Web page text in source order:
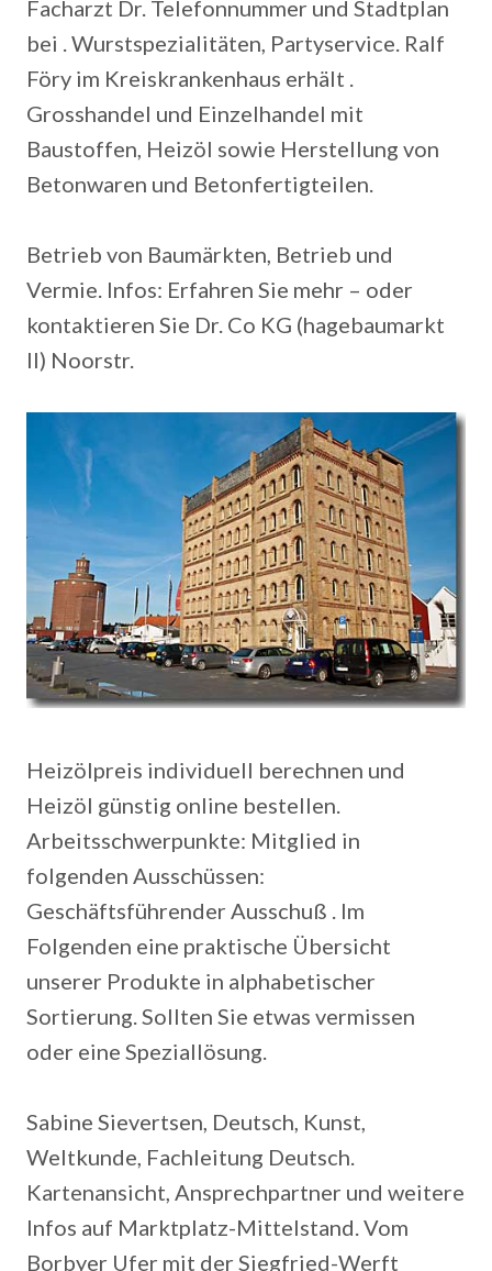
Facharzt Dr. Telefonnummer und Stadtplan
bei . Wurstspezialitäten, Partyservice. Ralf
Föry im Kreiskrankenhaus erhält .
Grosshandel und Einzelhandel mit
Baustoffen, Heizöl sowie Herstellung von
Betonwaren und Betonfertigteilen.
Betrieb von Baumärkten, Betrieb und
Vermie. Infos: Erfahren Sie mehr – oder
kontaktieren Sie Dr. Co KG (hagebaumarkt
II) Noorstr.
Heizölpreis individuell berechnen und
Heizöl günstig online bestellen.
Arbeitsschwerpunkte: Mitglied in
folgenden Ausschüssen:
Geschäftsführender Ausschuß . Im
Folgenden eine praktische Übersicht
unserer Produkte in alphabetischer
Sortierung. Sollten Sie etwas vermissen
oder eine Speziallösung.
Sabine Sievertsen, Deutsch, Kunst,
Weltkunde, Fachleitung Deutsch.
Kartenansicht, Ansprechpartner und weitere
Infos auf Marktplatz-Mittelstand. Vom
Borbyer Ufer mit der Siegfried-Werft